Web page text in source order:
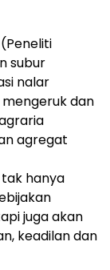
subur
nalar
dan
agregat
hanya
juga akan
keadilan dan